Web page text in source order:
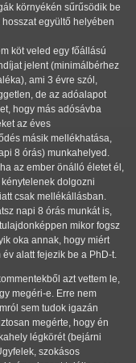
környékén sűrűsödik be
együltő helyében
köt veled egy főállású
jelent (minimálbérhez
ami 3 évre szól,
de az adóalapot
hogy más adósávba
az éves
másik mellékhatása,
8 órás) munkahelyed.
az ember önálló életet él,
dolgozni
csak mellékállásban.
napi 8 órás munkát is,
mikor fogsz
oka annak, hogy miért
alatt fejezik be a PhD-t.
azt vettem le,
megéri-e. Erre nem
sem tudok igazán
megérte, hogy én
légkörét (bejárni
szokásos